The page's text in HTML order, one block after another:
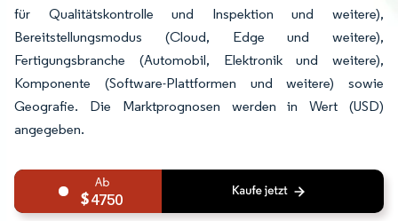
für Qualitätskontrolle und Inspektion und weitere),
Bereitstellungsmodus (Cloud, Edge und weitere),
Fertigungsbranche (Automobil, Elektronik und weitere),
Komponente (Software-Plattformen und weitere) sowie
Geografie. Die Marktprognosen werden in Wert (USD)
angegeben.
4750